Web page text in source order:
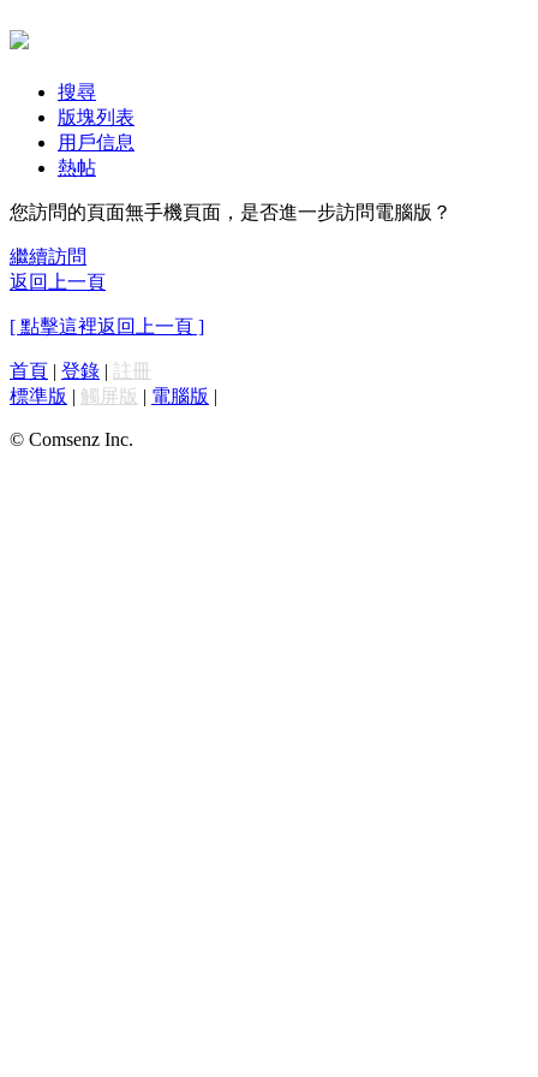
搜尋
版塊列表
用戶信息
熱帖
您訪問的頁面無手機頁面，是否進一步訪問電腦版？
繼續訪問
返回上一頁
[ 點擊這裡返回上一頁 ]
首頁 | 登錄 | 註冊
標準版 | 觸屏版 | 電腦版 |
© Comsenz Inc.